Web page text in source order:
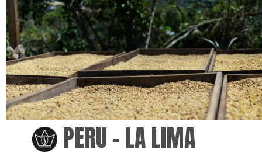
PERU – LA LIMA